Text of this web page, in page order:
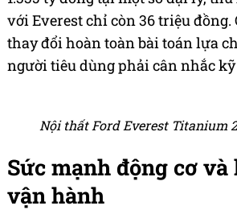
với Everest chỉ còn 36 triệu đồng.
thay đổi hoàn toàn bài toán lựa
người tiêu dùng phải cân nhắc
Nội thất Ford Everest Titanium
Sức mạnh động cơ
vận hành